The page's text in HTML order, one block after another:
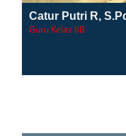
Catur Putri R,
Guru Kelas 6B